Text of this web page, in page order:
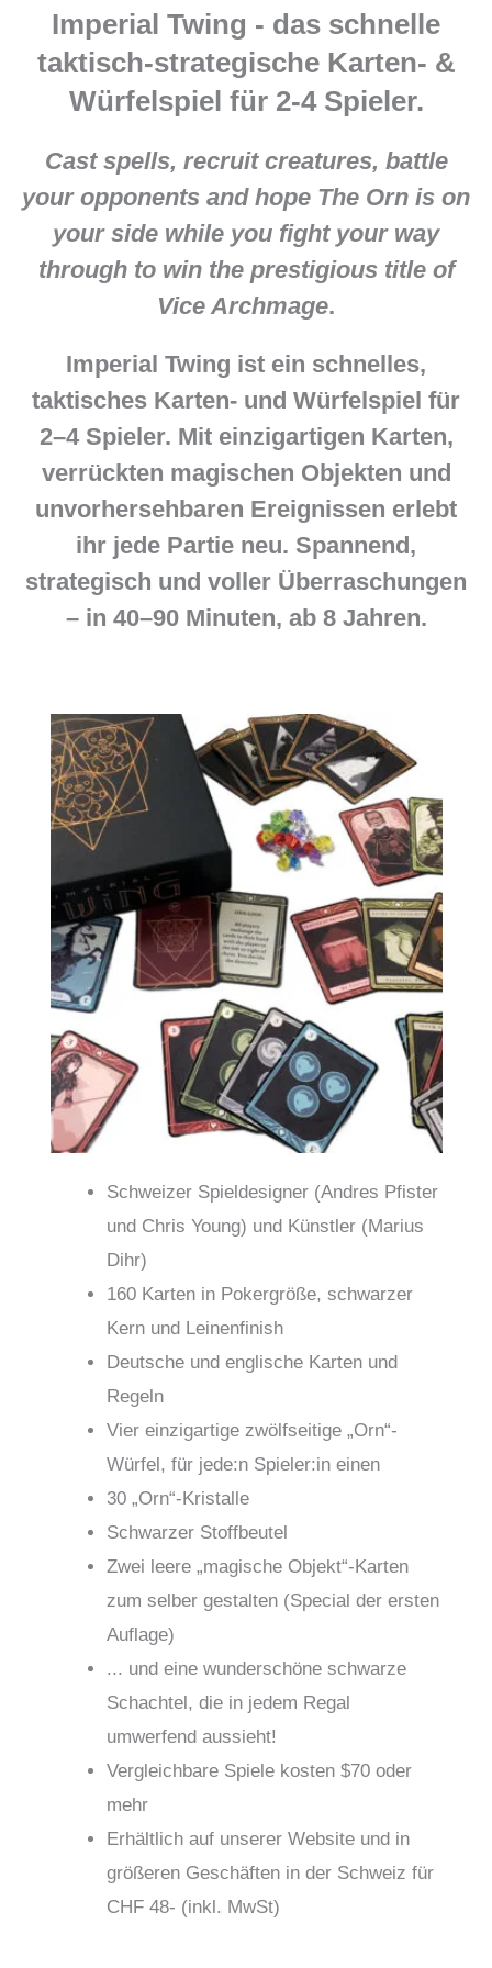
Imperial Twing - das schnelle
taktisch-strategische Karten- &
Würfelspiel für 2-4 Spieler.
Cast spells, recruit creatures, battle
your opponents and hope The Orn is on
your side while you fight your way
through to win the prestigious title of
Vice Archmage.
Imperial Twing ist ein schnelles,
taktisches Karten- und Würfelspiel für
2–4 Spieler. Mit einzigartigen Karten,
verrückten magischen Objekten und
unvorhersehbaren Ereignissen erlebt
ihr jede Partie neu. Spannend,
strategisch und voller Überraschungen
– in 40–90 Minuten, ab 8 Jahren.
Schweizer Spieldesigner (Andres Pfister
und Chris Young) und Künstler (Marius
Dihr)
160 Karten in Pokergröße, schwarzer
Kern und Leinenfinish
Deutsche und englische Karten und
Regeln
Vier einzigartige zwölfseitige „Orn“-
Würfel, für jede:n Spieler:in einen
30 „Orn“-Kristalle
Schwarzer Stoffbeutel
Zwei leere „magische Objekt“-Karten
zum selber gestalten (Special der ersten
Auflage)
... und eine wunderschöne schwarze
Schachtel, die in jedem Regal
umwerfend aussieht!
Vergleichbare Spiele kosten $70 oder
mehr
Erhältlich auf unserer Website und in
größeren Geschäften in der Schweiz für
CHF 48- (inkl. MwSt)